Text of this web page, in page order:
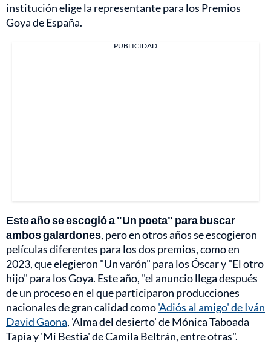
institución elige la representante para los Premios
Goya de España.
PUBLICIDAD
Este año se escogió a "Un poeta" para buscar
ambos galardones, pero en otros años se escogieron
películas diferentes para los dos premios, como en
2023, que elegieron "Un varón" para los Óscar y "El otro
hijo" para los Goya. Este año, "el anuncio llega después
de un proceso en el que participaron producciones
nacionales de gran calidad como'Adiós al amigo' de Iván
David Gaona, 'Alma del desierto' de Mónica Taboada
Tapia y 'Mi Bestia' de Camila Beltrán, entre otras".